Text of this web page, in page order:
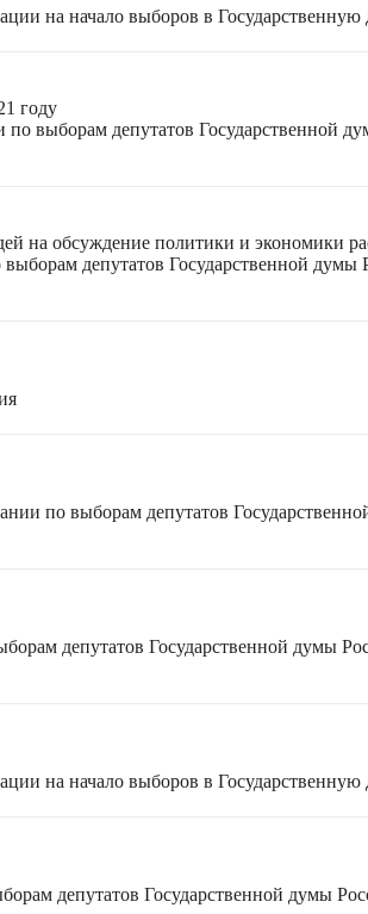
на начало выборов в Государственную
году
выборам депутатов Государственной
на обсуждение политики и экономики
депутатов Государственной
по выборам депутатов
депутатов Государственной думы
на начало выборов в Государственную
депутатов Государственной думы